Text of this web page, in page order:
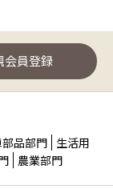
会員登録
部品部門
生活用
農業部門